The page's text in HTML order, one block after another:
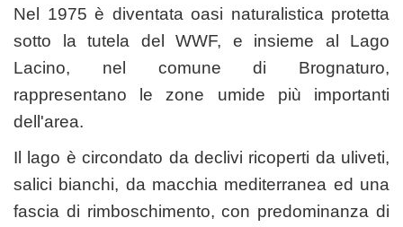
Nel 1975 è diventata oasi naturalistica protetta
sotto la tutela del WWF, e insieme al Lago
Lacino, nel comune di Brognaturo,
rappresentano le zone umide più importanti
dell'area.
Il lago è circondato da declivi ricoperti da uliveti,
salici bianchi, da macchia mediterranea ed una
fascia di rimboschimento, con predominanza di